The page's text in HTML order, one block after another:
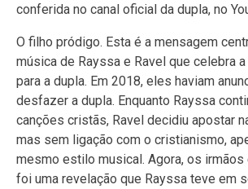
conferida no canal oficial da dupla, no
O filho pródigo. Esta é a mensagem
música de Rayssa e Ravel que celebra
para a dupla. Em 2018, eles haviam
desfazer a dupla. Enquanto Rayssa
canções cristãs, Ravel decidiu apostar
mas sem ligação com o cristianismo,
mesmo estilo musical. Agora, os
foi uma revelação que Rayssa teve em